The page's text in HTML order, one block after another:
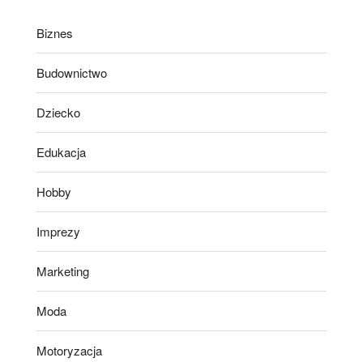
Biznes
Budownictwo
Dziecko
Edukacja
Hobby
Imprezy
Marketing
Moda
Motoryzacja